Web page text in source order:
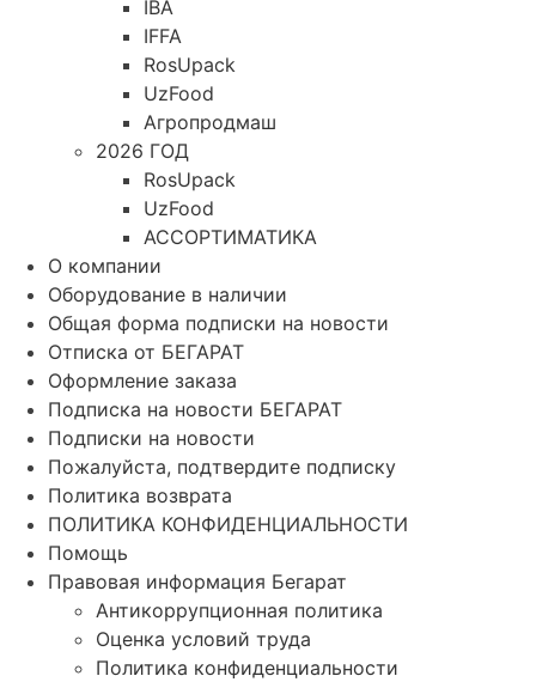
IBA
IFFA
RosUpack
UzFood
Агропродмаш
2026 ГОД
RosUpack
UzFood
АССОРТИМАТИКА
О компании
Оборудование в наличии
Общая форма подписки на новости
Отписка от БЕГАРАТ
Оформление заказа
Подписка на новости БЕГАРАТ
Подписки на новости
Пожалуйста, подтвердите подписку
Политика возврата
ПОЛИТИКА КОНФИДЕНЦИАЛЬНОСТИ
Помощь
Правовая информация Бегарат
Антикоррупционная политика
Оценка условий труда
Политика конфиденциальности